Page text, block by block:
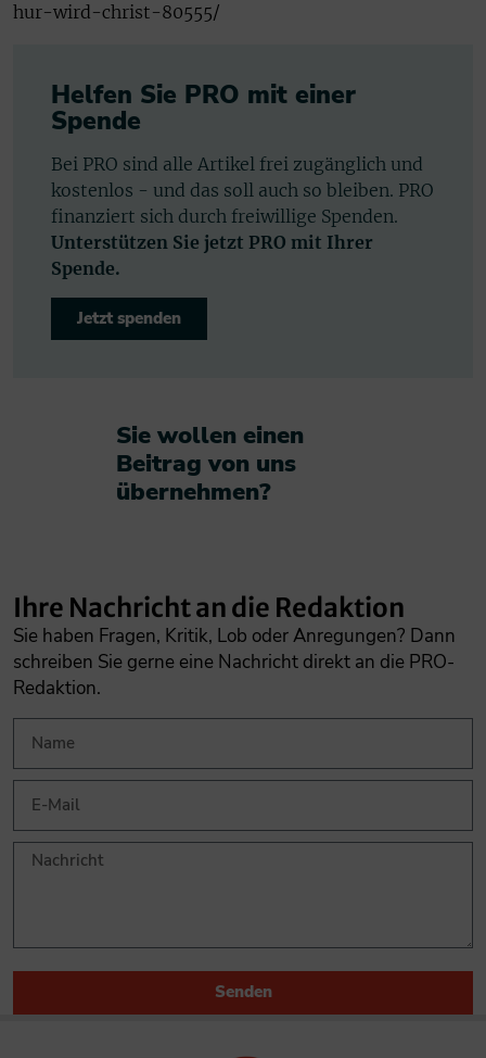
hur-wird-christ-80555/
Helfen Sie PRO mit einer
Spende
Bei PRO sind alle Artikel frei zugänglich und
kostenlos - und das soll auch so bleiben. PRO
finanziert sich durch freiwillige Spenden.
Unterstützen Sie jetzt PRO mit Ihrer
Spende.
Jetzt spenden
Sie wollen einen
Beitrag von uns
übernehmen?​
Ihre Nachricht an die Redaktion
Sie haben Fragen, Kritik, Lob oder Anregungen? Dann
schreiben Sie gerne eine Nachricht direkt an die PRO-
Redaktion.
Senden